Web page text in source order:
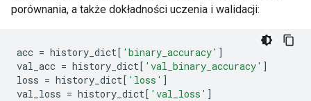
porównania, a także dokładności uczenia i walidacji:
acc = history_dict[ 'binary_accuracy' ]
val_acc = history_dict[ 'val_binary_accuracy' ]
loss = history_dict[ 'loss' ]
val_loss = history_dict[ 'val_loss' ]